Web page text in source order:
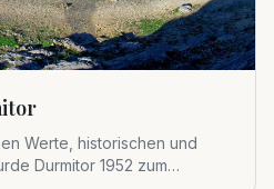
Werte, historischen und
Durmitor 1952 zum